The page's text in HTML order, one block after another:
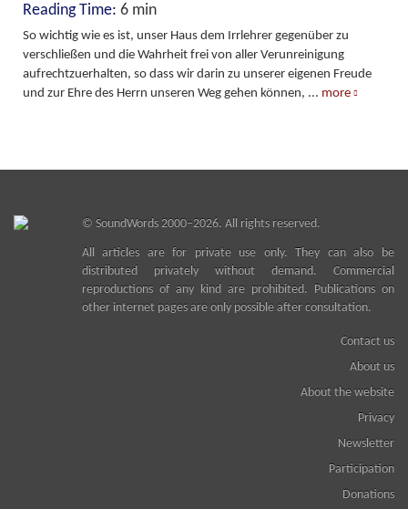
Reading Time: 6 min
So wichtig wie es ist, unser Haus dem Irrlehrer gegenüber zu
verschließen und die Wahrheit frei von aller Verunreinigung
aufrechtzuerhalten, so dass wir darin zu unserer eigenen Freude
und zur Ehre des Herrn unseren Weg gehen können, ... more
© SoundWords2000–2026. All rights reserved.
All articles are for private use only. They can also be
distributed privately without demand. Commercial
reproductions of any kind are prohibited. Publications on
other internet pages are only possible after consultation.
Contact us
About us
About the website
Privacy
Newsletter
Participation
Donations